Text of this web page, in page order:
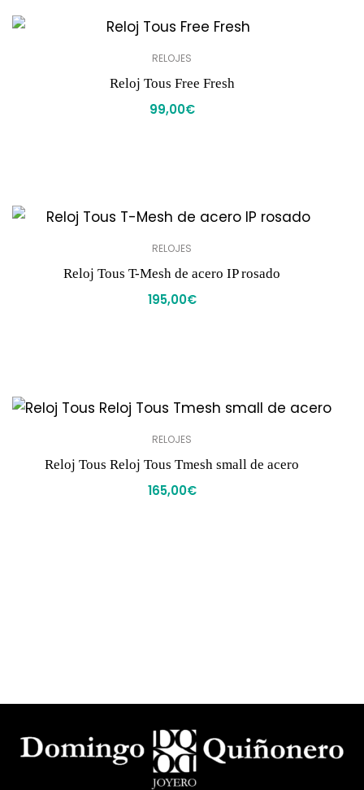
RELOJES
Reloj Tous Free Fresh
99,00€
RELOJES
Reloj Tous T-Mesh de acero IP rosado
195,00€
RELOJES
Reloj Tous Reloj Tous Tmesh small de acero
165,00€